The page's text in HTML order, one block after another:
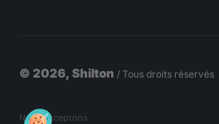
© 2026, Shilton / Tous droits réservés
Nous acceptons